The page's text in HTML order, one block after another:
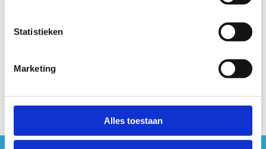
Statistieken
Marketing
Alles toestaan
Neem een kijkje op de website van G-sport Vlaanderen, het